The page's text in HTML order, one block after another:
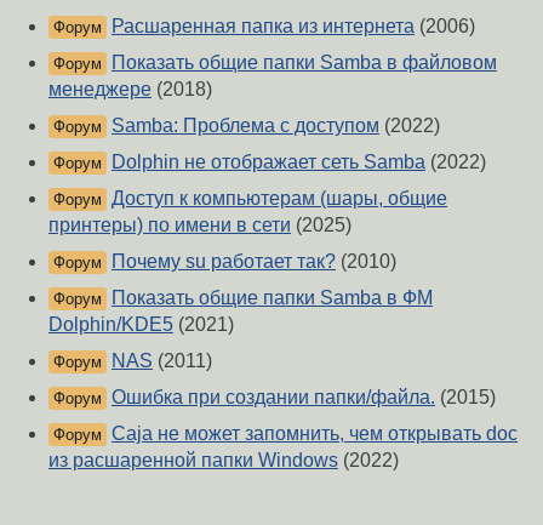
Форум Расшаренная папка из интернета (2006)
Форум
Показать общие папки Samba в файловом
менеджере (2018)
Форум Samba: Проблема с доступом (2022)
Форум Dolphin не отображает сеть Samba (2022)
Форум Доступ к компьютерам (шары, общие
принтеры) по имени в сети (2025)
Форум Почему su работает так? (2010)
Форум
Показать общие папки Samba в ФМ
Dolphin/KDE5 (2021)
Форум NAS (2011)
Форум Ошибка при создании папки/файла. (2015)
Форум Caja не может запомнить, чем открывать doc
из расшаренной папки Windows (2022)